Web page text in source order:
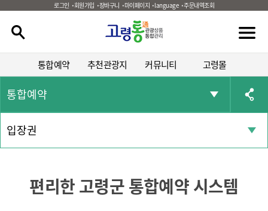
로그인 회원가입 장바구니 마이페이지 language 주문내역조회
통합예약 추천관광지 커뮤니티 고령몰
통합예약
입장권
편리한 고령군 통합예약 시스템